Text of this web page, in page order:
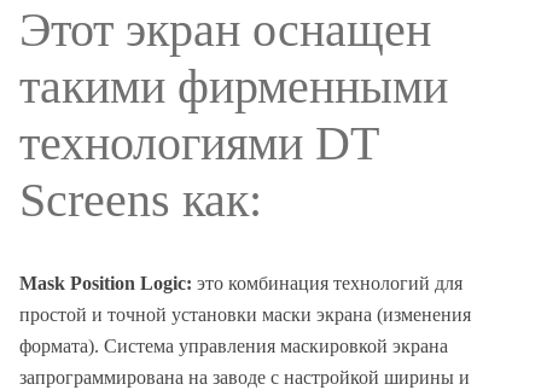
Этот экран оснащен
такими фирменными
технологиями DT
Screens как:
Mask Position Logic: это комбинация технологий для
простой и точной установки маски экрана (изменения
формата). Система управления маскировкой экрана
запрограммирована на заводе с настройкой ширины и